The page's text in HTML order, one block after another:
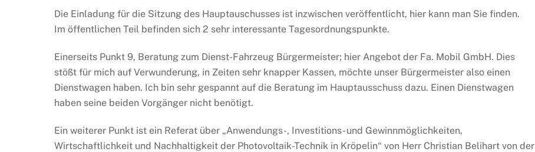
Die Einladung für die Sitzung des Hauptauschusses ist inzwischen veröffentlicht, hier kann man Sie finden.
Im öffentlichen Teil befinden sich 2 sehr interessante Tagesordnungspunkte.
Einerseits Punkt 9, Beratung zum Dienst-Fahrzeug Bürgermeister; hier Angebot der Fa. Mobil GmbH. Dies
stößt für mich auf Verwunderung, in Zeiten sehr knapper Kassen, möchte unser Bürgermeister also einen
Dienstwagen haben. Ich bin sehr gespannt auf die Beratung im Hauptausschuss dazu. Einen Dienstwagen
haben seine beiden Vorgänger nicht benötigt.
Ein weiterer Punkt ist ein Referat über „Anwendungs-, Investitions- und Gewinnmöglichkeiten,
Wirtschaftlichkeit und Nachhaltigkeit der Photovoltaik-Technik in Kröpelin“ von Herr Christian Belihart von der